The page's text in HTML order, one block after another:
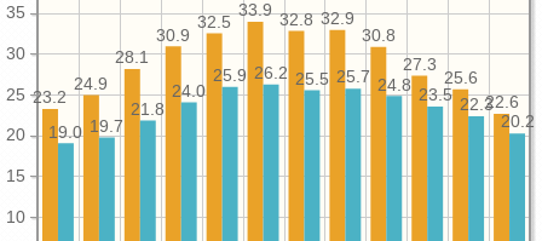
10
15
20
25
30
35
22.6
25.6
27.3
30.8
32.9
32.8
33.9
32.5
30.9
28.1
24.9
23.2
20.2
22.3
23.5
24.8
25.7
25.5
26.2
25.9
24.0
21.8
19.7
19.0